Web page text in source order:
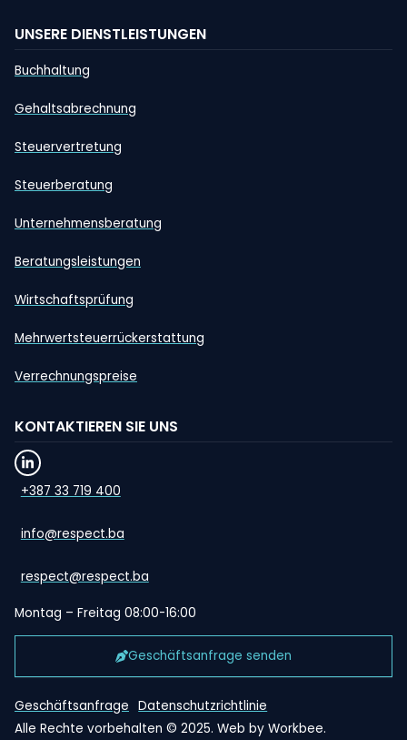
UNSERE DIENSTLEISTUNGEN
Buchhaltung
Gehaltsabrechnung
Steuervertretung
Steuerberatung
Unternehmensberatung
Beratungsleistungen
Wirtschaftsprüfung
Mehrwertsteuerrückerstattung
Verrechnungspreise
KONTAKTIEREN SIE UNS
+387 33 719 400
info@respect.ba
respect@respect.ba
Montag – Freitag 08:00-16:00
Geschäftsanfrage senden
Alle Rechte vorbehalten © 2025. Web by Workbee.
Geschäftsanfrage Datenschutzrichtlinie